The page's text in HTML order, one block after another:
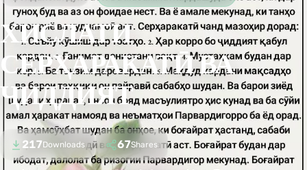
ХИСЛАТИ
СЕРҲАРАКАТӢ ВА
ҶИДДИЯТ
217Downloads 67Shares